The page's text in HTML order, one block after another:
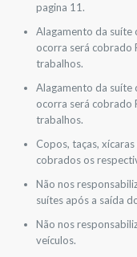
pagina 11.
Alagamento da suíte
ocorra será cobrado
trabalhos.
Alagamento da suíte
ocorra será cobrado
trabalhos.
Copos, taças,
cobrados os
Não nos
suítes após a saída
Não nos
veículos.